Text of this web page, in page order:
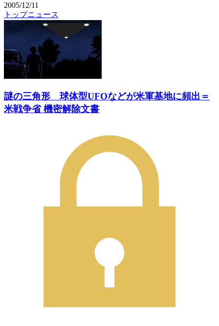
2005/12/11
トップニュース
謎の三角形 球体型UFOなどが米軍基地に頻出＝
米戦争省 機密解除文書